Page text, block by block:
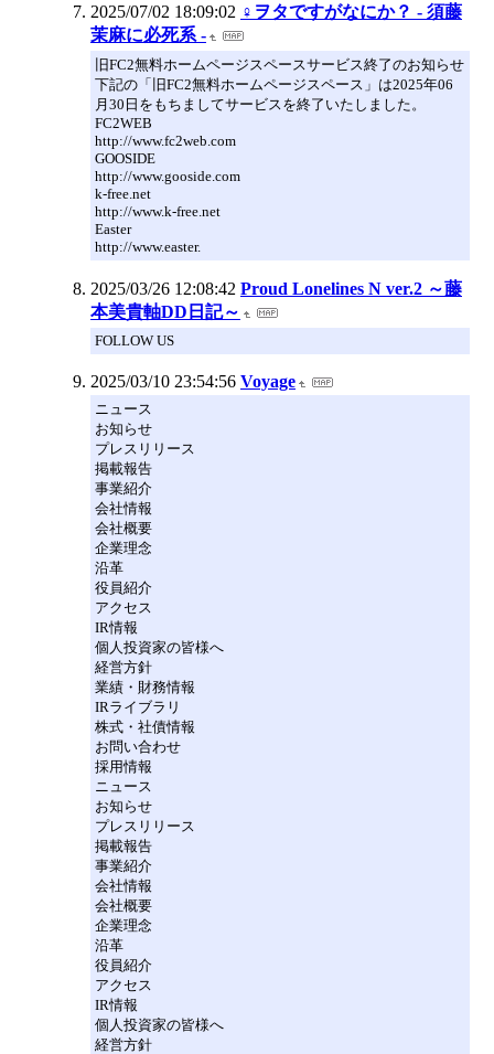
2025/07/02 18:09:02 ♀ヲタですがなにか？ - 須藤
茉麻に必死系 -
旧FC2無料ホームページスペースサービス終了のお知らせ
下記の「旧FC2無料ホームページスペース」は2025年06
月30日をもちましてサービスを終了いたしました。
FC2WEB
http://www.fc2web.com
GOOSIDE
http://www.gooside.com
k-free.net
http://www.k-free.net
Easter
http://www.easter.
2025/03/26 12:08:42 Proud Lonelines N ver.2 ～藤
本美貴軸DD日記～
FOLLOW US
2025/03/10 23:54:56 Voyage
ニュース
お知らせ
プレスリリース
掲載報告
事業紹介
会社情報
会社概要
企業理念
沿革
役員紹介
アクセス
IR情報
個人投資家の皆様へ
経営方針
業績・財務情報
IRライブラリ
株式・社債情報
お問い合わせ
採用情報
ニュース
お知らせ
プレスリリース
掲載報告
事業紹介
会社情報
会社概要
企業理念
沿革
役員紹介
アクセス
IR情報
個人投資家の皆様へ
経営方針